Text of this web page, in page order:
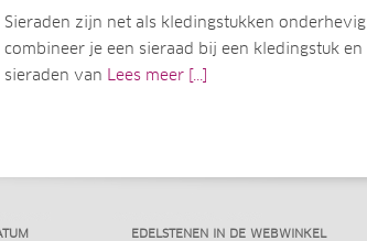
Sieraden zijn net als kledingstukken
combineer je een sieraad bij een kledingstuk
sieraden van Lees meer [...]
EDELSTENEN IN DE WEBWINKEL